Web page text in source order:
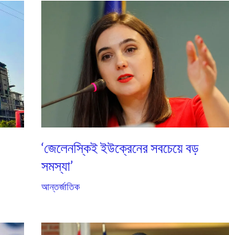
‘জেলেনস্কিই ইউক্রেনের সবচেয়ে বড়
সমস্যা’
আন্তর্জাতিক